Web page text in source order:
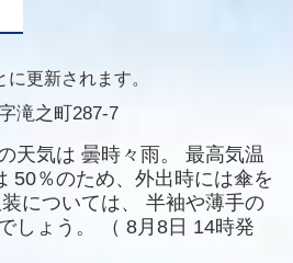
更新されます。
滝之町287-7
天気は 曇時々雨。
最高気温
50％のため、外出時には傘を
については、
半袖や薄手の
しょう。
（ 8月8日 14時発